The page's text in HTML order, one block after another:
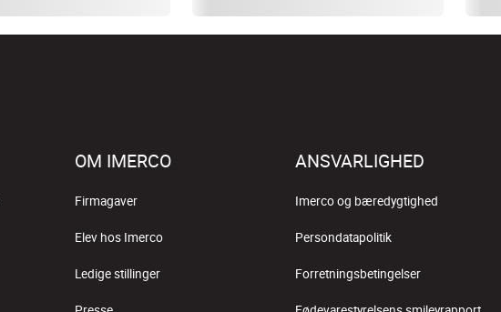
OM IMERCO
Firmagaver
Elev hos Imerco
Ledige stillinger
ANSVARLIGHED
Imerco og bæredygtighed
Persondatapolitik
Forretningsbetingelser